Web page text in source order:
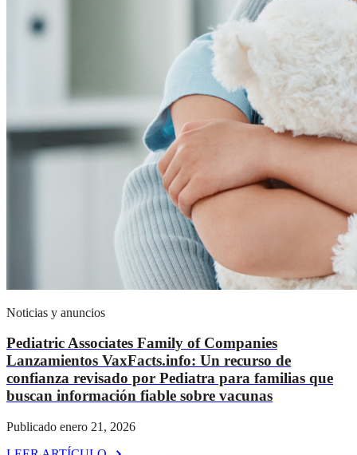
Noticias y anuncios
Pediatric Associates Family of Companies
Lanzamientos VaxFacts.info: Un recurso de
confianza revisado por Pediatra para familias que
buscan información fiable sobre vacunas
Publicado enero 21, 2026